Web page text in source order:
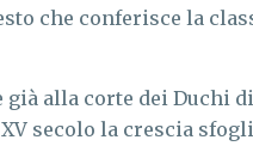
che conferisce la
alla corte dei Duchi
secolo la crescia